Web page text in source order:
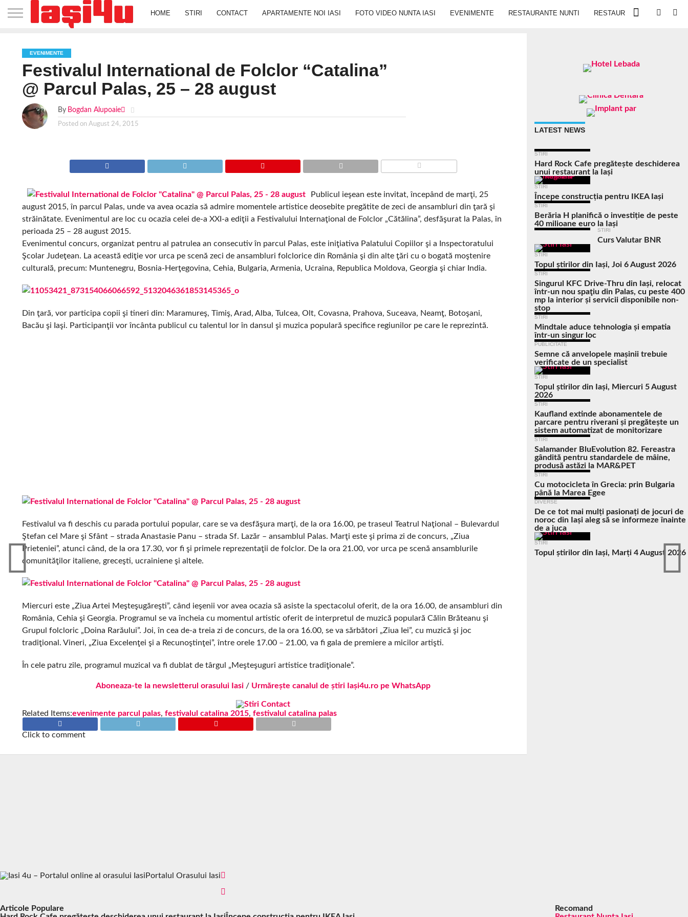
HOME STIRI CONTACT APARTAMENTE NOI IASI FOTO VIDEO NUNTA IASI EVENIMENTE RESTAURANTE NUNTI RESTAURANTE IN IASI
EVENIMENTE
Festivalul International de Folclor “Catalina”
@ Parcul Palas, 25 – 28 august
By Bogdan Alupoaie
Posted on August 24, 2015
Publicul ieşean este invitat, începând de marţi, 25
august 2015, în parcul Palas, unde va avea ocazia să admire momentele artistice deosebite pregătite de zeci de ansambluri din ţară şi
străinătate. Evenimentul are loc cu ocazia celei de-a XXI-a ediţii a Festivalului Internaţional de Folclor „Cătălina”, desfăşurat la Palas, în
perioada 25 – 28 august 2015.
Evenimentul concurs, organizat pentru al patrulea an consecutiv în parcul Palas, este iniţiativa Palatului Copiilor şi a Inspectoratului
Şcolar Judeţean. La această ediţie vor urca pe scenă zeci de ansambluri folclorice din România şi din alte ţări cu o bogată moştenire
culturală, precum: Muntenegru, Bosnia-Herţegovina, Cehia, Bulgaria, Armenia, Ucraina, Republica Moldova, Georgia şi chiar India.
Din ţară, vor participa copii şi tineri din: Maramureş, Timiş, Arad, Alba, Tulcea, Olt, Covasna, Prahova, Suceava, Neamţ, Botoşani,
Bacău şi Iaşi. Participanţii vor încânta publicul cu talentul lor în dansul şi muzica populară specifice regiunilor pe care le reprezintă.
Festivalul va fi deschis cu parada portului popular, care se va desfăşura marţi, de la ora 16.00, pe traseul Teatrul Naţional – Bulevardul
Ştefan cel Mare şi Sfânt – strada Anastasie Panu – strada Sf. Lazăr – ansamblul Palas. Marţi este şi prima zi de concurs, „Ziua
Prieteniei”, atunci când, de la ora 17.30, vor fi şi primele reprezentaţii de folclor. De la ora 21.00, vor urca pe scenă ansamblurile
comunităţilor italiene, greceşti, ucrainiene şi altele.
Miercuri este „Ziua Artei Meşteşugăreşti”, când ieşenii vor avea ocazia să asiste la spectacolul oferit, de la ora 16.00, de ansambluri din
România, Cehia şi Georgia. Programul se va încheia cu momentul artistic oferit de interpretul de muzică populară Călin Brăteanu şi
Grupul folcloric „Doina Rarăului”. Joi, în cea de-a treia zi de concurs, de la ora 16.00, se va sărbători „Ziua Iei”, cu muzică şi joc
tradiţional. Vineri, „Ziua Excelenţei şi a Recunoştinţei”, între orele 17.00 – 21.00, va fi gala de premiere a micilor artişti.
În cele patru zile, programul muzical va fi dublat de târgul „Meşteşuguri artistice tradiţionale”.
Aboneaza-te la newsletterul orasului Iasi / Urmărește canalul de știri Iași4u.ro pe WhatsApp
Related Items:evenimente parcul palas, festivalul catalina 2015, festivalul catalina palas
Click to comment
LATEST NEWS
STIRI
Hard Rock Cafe pregătește deschiderea
unui restaurant la Iași
STIRI
Începe construcția pentru IKEA Iași
STIRI
Berăria H planifică o investiție de peste
40 milioane euro la Iași
STIRI
Curs Valutar BNR
STIRI
Topul știrilor din Iași, Joi 6 August 2026
STIRI
Singurul KFC Drive-Thru din Iași, relocat
într-un nou spaţiu din Palas, cu peste 400
mp la interior și servicii disponibile non-
stop
STIRI
Mindtale aduce tehnologia și empatia
într-un singur loc
PUBLICITATE
Semne că anvelopele mașinii trebuie
verificate de un specialist
STIRI
Topul știrilor din Iași, Miercuri 5 August
2026
STIRI
Kaufland extinde abonamentele de
parcare pentru riverani și pregătește un
sistem automatizat de monitorizare
STIRI
Salamander BluEvolution 82. Fereastra
gândită pentru standardele de mâine,
produsă astăzi la MAR&PET
STIRI
Cu motocicleta în Grecia: prin Bulgaria
până la Marea Egee
DIVERSE
De ce tot mai mulți pasionați de jocuri de
noroc din Iași aleg să se informeze înainte
de a juca
STIRI
Topul știrilor din Iași, Marți 4 August 2026
Portalul Orasului Iasi
Articole Populare
Recomand